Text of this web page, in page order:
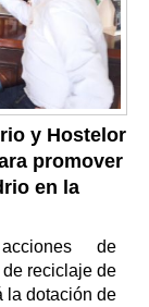
y Hostelor
promover
en la
de
reciclaje de
la dotación de